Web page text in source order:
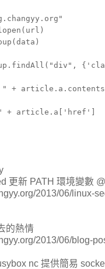
article.a['href']
更新 PATH 環境變數
2013/06/linux-
的熱情
2013/06/blog-
nc 提供簡易